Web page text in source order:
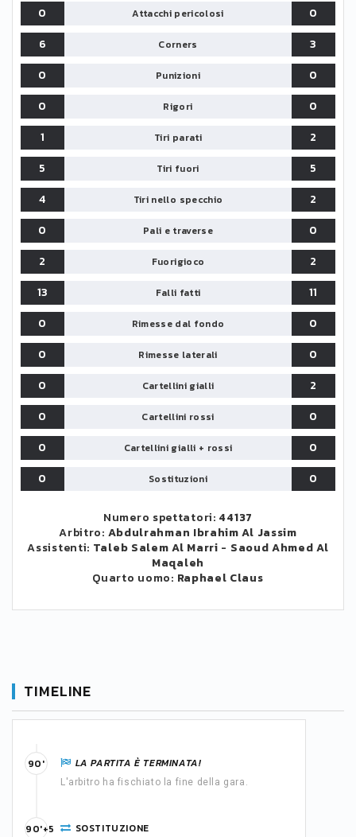
0 Attacchi pericolosi
0
6
Corners
3
0
Punizioni
0
0
Rigori
0
1
Tiri parati
2
5
Tiri fuori
5
4
Tiri nello specchio
2
0
Pali e traverse
0
2
Fuorigioco
2
13
Falli fatti
11
0
Rimesse dal fondo
0
0
Rimesse laterali
0
0
Cartellini gialli
2
0
Cartellini rossi
0
0
Cartellini gialli + rossi
0
0
Sostituzioni 0
Numero spettatori: 44137
Arbitro: Abdulrahman Ibrahim Al Jassim
Assistenti: Taleb Salem Al Marri - Saoud Ahmed Al
Maqaleh
Quarto uomo: Raphael Claus
TIMELINE
LA PARTITA È TERMINATA!
L'arbitro ha fischiato la fine della gara.
90'
SOSTITUZIONE
90'+5